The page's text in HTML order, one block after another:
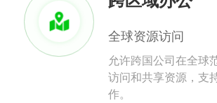
全球资源访问
允许跨国公司在全球
访问和共享资源，支
作。